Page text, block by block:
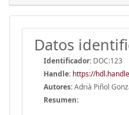
Datos
Identificador: DOC:123
Handle: https://
Autores:Adrià Piñol
Resumen: